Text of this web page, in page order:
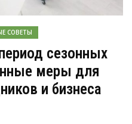
СОВЕТЫ
сезонных
меры для
и бизнеса